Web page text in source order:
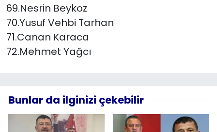
69.Nesrin Beykoz
70.Yusuf Vehbi Tarhan
71.Canan Karaca
72.Mehmet Yağcı
Bunlar da ilginizi çekebilir